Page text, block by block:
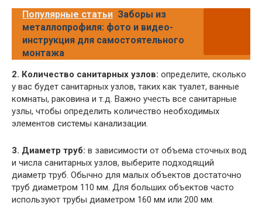
Популярные статьи Заборы из
металлопрофиля: фото и видео-
инструкция для самостоятельного
монтажа
2. Количество санитарных узлов: определите, сколько
у вас будет санитарных узлов, таких как туалет, ванные
комнаты, раковина и т.д. Важно учесть все санитарные
узлы, чтобы определить количество необходимых
элементов системы канализации.
3. Диаметр труб: в зависимости от объема сточных вод
и числа санитарных узлов, выберите подходящий
диаметр труб. Обычно для малых объектов достаточно
труб диаметром 110 мм. Для больших объектов часто
используют трубы диаметром 160 мм или 200 мм.